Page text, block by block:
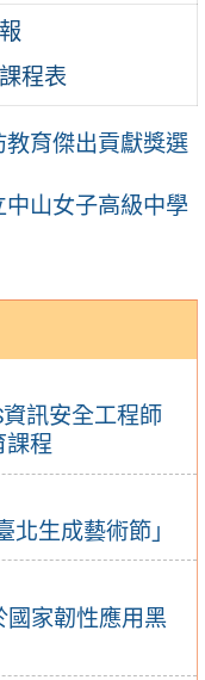
訊安全工程師
課程
生成藝術節」
國家韌性應用黑
程表
教育傑出貢獻獎選
中山女子高級中學